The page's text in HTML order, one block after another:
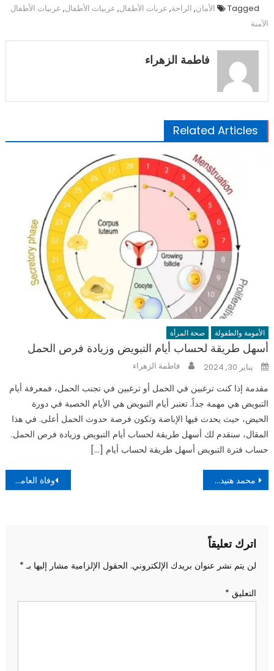
Tagged الأمان, الراحة, عربات الأطفال, عربيات الأطفال, عربيات الأطفال
الآمنة
فاطمة الزهراء
Related Articles
الأمومة والطفولة صحة المرأة
أسهل طريقة لحساب أيام التبويض وزيادة فرص الحمل
Posted
onيناير 30, 2024 Author
فاطمة الزهراء
مقدمة إذا كنت ترغبين في الحمل أو ترغبين في تجنب الحمل، فمعرفة أيام
التبويض هي مهمة جداً. تعتبر أيام التبويض هي الأيام الخصبة في دورة
الحيض، حيث يحدث فيها الإباضة وتكون فرصة حدوث الحمل أعلى. في هذا
المقال، سنقدم لك أسهل طريقة لحساب أيام التبويض وزيادة فرص الحمل.
حساب فترة التبويض أسهل طريقة لحساب أيام […]
تصفّح
المقالات
وفاة العامري فاروق نائب رئيس مجلس إدارة النادي الأهلي المصري محمد هنيدي يحصل على الجنسية السعودية: تحالف فني يقود لـ ‘صعيدي في الجامعة الأمريكية 2’
اترك تعليقاً
لن يتم نشر عنوان بريدك الإلكتروني. الحقول الإلزامية مشار إليها بـ *
التعليق *